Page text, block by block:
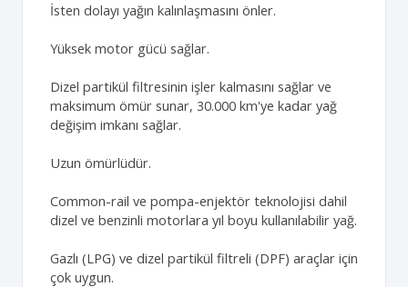
İsten dolayı yağın kalınlaşmasını önler.
Yüksek motor gücü sağlar.
Dizel partikül filtresinin işler kalmasını sağlar ve
maksimum ömür sunar, 30.000 km'ye kadar yağ
değişim imkanı sağlar.
Uzun ömürlüdür.
Common-rail ve pompa-enjektör teknolojisi dahil
dizel ve benzinli motorlara yıl boyu kullanılabilir yağ.
Gazlı (LPG) ve dizel partikül filtreli (DPF) araçlar için
çok uygun.